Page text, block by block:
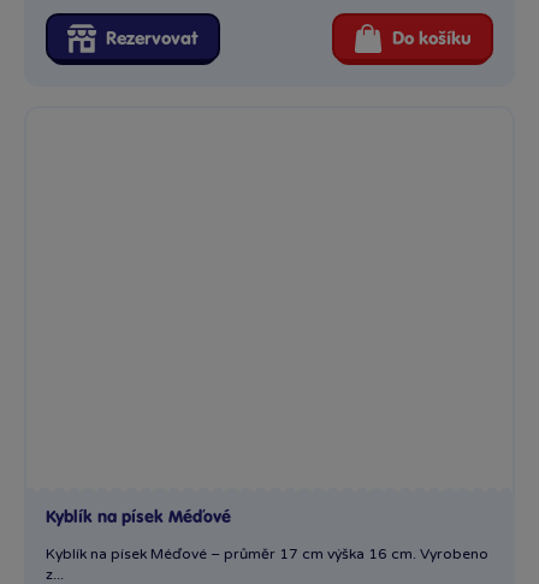
Rezervovat Do košíku
Kyblík na písek Méďové
Kyblík na písek Méďové – průměr 17 cm výška 16 cm. Vyrobeno
z...